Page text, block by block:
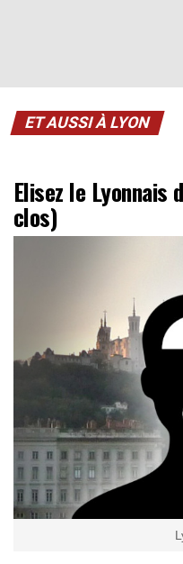
ET AUSSI À LYON
Elisez le Lyonnais
clos)